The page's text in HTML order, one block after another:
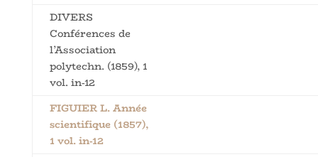
DIVERS
Conférences de
l’Association
polytechn. (1859), 1
vol. in-12
FIGUIER L. Année
scientifique (1857),
1 vol. in-12